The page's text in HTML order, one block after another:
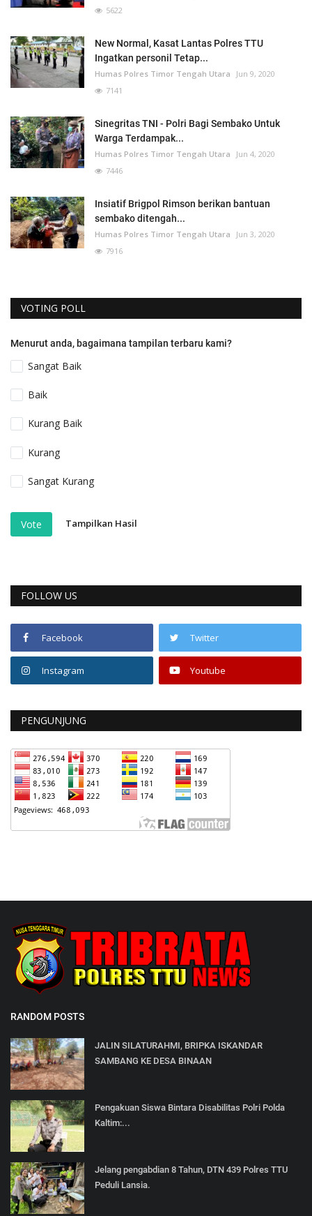
5622
New Normal, Kasat Lantas Polres TTU
Ingatkan personil Tetap...
Humas Polres Timor Tengah Utara
Jun 9, 2020
7141
Sinegritas TNI - Polri Bagi Sembako Untuk
Warga Terdampak...
Humas Polres Timor Tengah Utara
Jun 4, 2020
7446
Insiatif Brigpol Rimson berikan bantuan
sembako ditengah...
Humas Polres Timor Tengah Utara
Jun 3, 2020
7916
VOTING POLL
Menurut anda, bagaimana tampilan terbaru kami?
Sangat Baik
Baik
Kurang Baik
Kurang
Sangat Kurang
Vote Tampilkan Hasil
FOLLOW US
Facebook Twitter
Instagram Youtube
PENGUNJUNG
RANDOM POSTS
JALIN SILATURAHMI, BRIPKA ISKANDAR
SAMBANG KE DESA BINAAN
Pengakuan Siswa Bintara Disabilitas Polri Polda
Kaltim:...
Jelang pengabdian 8 Tahun, DTN 439 Polres TTU
Peduli Lansia.